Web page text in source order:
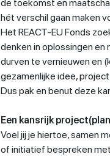
de toekomst en
hét verschil gaan maken
Het REACT-EU Fonds
denken in oplossingen
durven te vernieuwen en
gezamenlijke idee,
Dus pak en benut deze
Een kansrijk
Voel jij je hiertoe, samen
of initiatief bespreken